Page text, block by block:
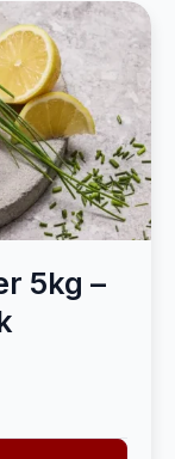
5kg –